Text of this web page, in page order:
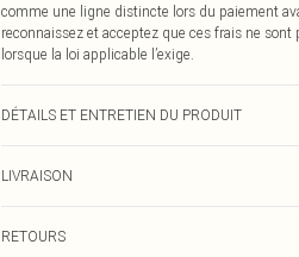
comme une ligne distincte lors du paiement
reconnaissez et acceptez que ces frais ne
lorsque la loi applicable l’exige.
DÉTAILS ET ENTRETIEN DU PRODUIT
LIVRAISON
RETOURS